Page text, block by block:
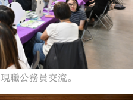
職公務員交流。